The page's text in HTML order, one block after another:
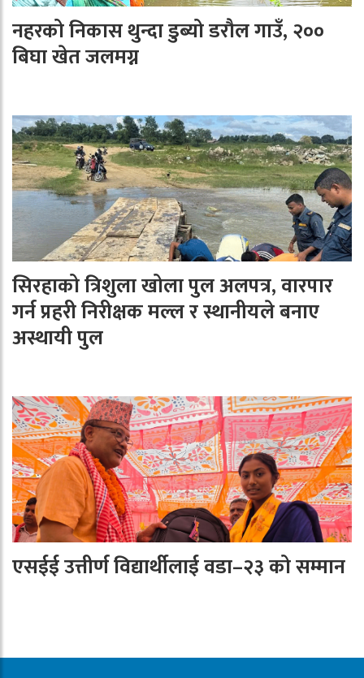
नहरको निकास थुन्दा डुब्यो डरौल गाउँ, २००
बिघा खेत जलमग्न
सिरहाको त्रिशुला खोला पुल अलपत्र, वारपार
गर्न प्रहरी निरीक्षक मल्ल र स्थानीयले बनाए
अस्थायी पुल
एसईई उत्तीर्ण विद्यार्थीलाई वडा–२३ को सम्मान